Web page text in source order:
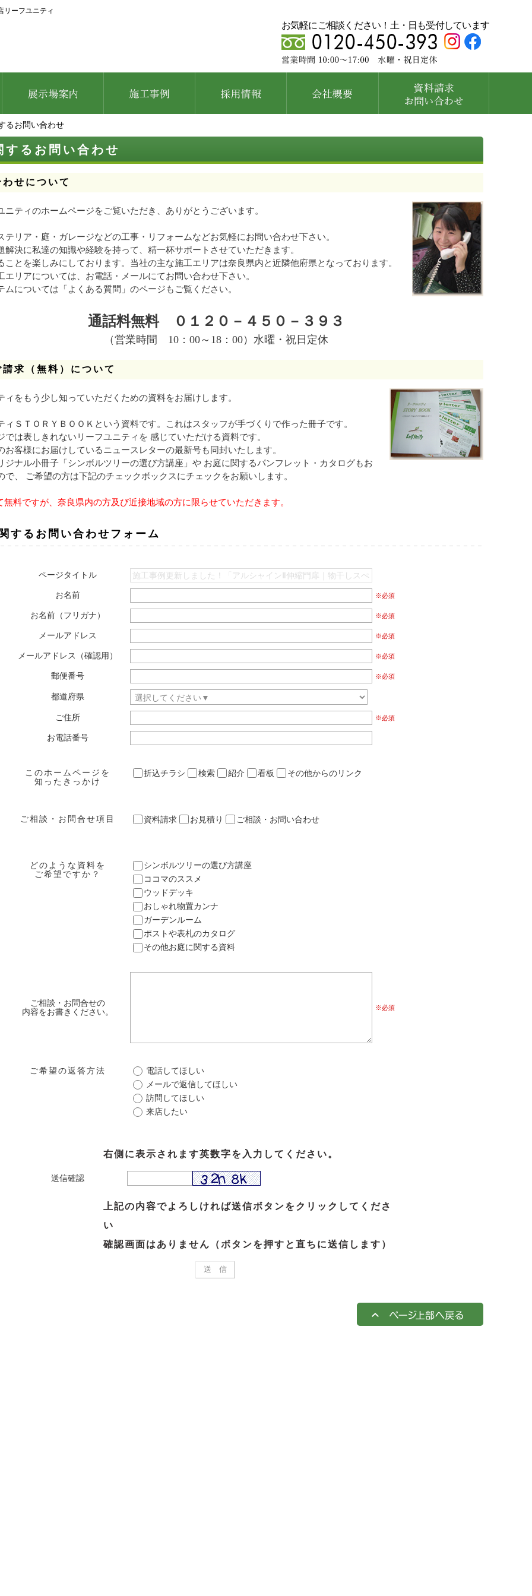
リーフユニティ
お気軽にご相談ください！土・日も受付しています
るお問い合わせ
するお問い合わせ
せについて
ニティのホームページをご覧いただき、ありがとうございます。
テリア・庭・ガレージなどの工事・リフォームなどお気軽にお問い合わせ下さい。
解決に私達の知識や経験を持って、精一杯サポートさせていただきます。
ことを楽しみにしております。当社の主な施工エリアは奈良県内と近隣他府県となっております。
エリアについては、お電話・メールにてお問い合わせ下さい。
ムについては「よくある質問」のページもご覧ください。
通話料無料 ０１２０－４５０－３９３
（営業時間 10：00～18：00）水曜・祝日定休
求（無料）について
ィをもう少し知っていただくための資料をお届けします。
ィＳＴＯＲＹＢＯＯＫという資料です。これはスタッフが手づくりで作った冊子です。
では表しきれないリーフユニティを 感じていただける資料です。
お客様にお届けしているニュースレターの最新号も同封いたします。
ジナル小冊子「シンボルツリーの選び方講座」や お庭に関するパンフレット・カタログもお
で、 ご希望の方は下記のチェックボックスにチェックをお願いします。
料ですが、奈良県内の方及び近接地域の方に限らせていただきます。
するお問い合わせフォーム
ページタイトル
お名前 ※必須
お名前（フリガナ） ※必須
メールアドレス ※必須
メールアドレス（確認用） ※必須
郵便番号 ※必須
都道府県
ご住所 ※必須
お電話番号
このホームページを
知ったきっかけ
折込チラシ 検索 紹介 看板 その他からのリンク
ご相談・お問合せ項目 資料請求 お見積り ご相談・お問い合わせ
どのような資料を
ご希望ですか？
シンボルツリーの選び方講座
ココマのススメ
ウッドデッキ
おしゃれ物置カンナ
ガーデンルーム
ポストや表札のカタログ
その他お庭に関する資料
ご相談・お問合せの
内容をお書きください。
※必須
ご希望の返答方法
電話してほしい
メールで返信してほしい
訪問してほしい
来店したい
右側に表示されます英数字を入力してください。
送信確認
上記の内容でよろしければ送信ボタンをクリックしてくださ
い
確認画面はありません（ボタンを押すと直ちに送信します）